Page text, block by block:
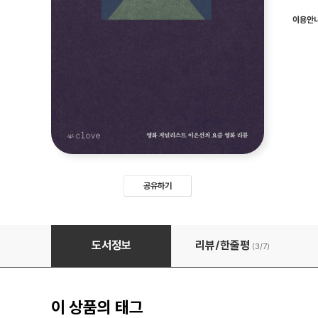
공유하기
이용안
깊은 밤의 영화관
도서정보 리뷰/한줄평 (3/7)
이 상품의 태그